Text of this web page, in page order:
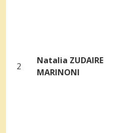
2
Natalia ZUDAIRE
MARINONI